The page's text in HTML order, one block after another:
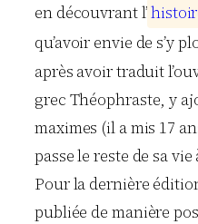
en découvrant l’histoir
qu’avoir envie de s’y
après avoir traduit
grec Théophraste, y
maximes (il a mis 17
passe le reste de sa
Pour la dernière
publiée de manière